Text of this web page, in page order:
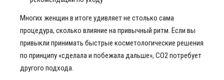
Многих женщин в итоге удивляет не столько сама
процедура, сколько влияние на привычный ритм. Если вы
привыкли принимать быстрые косметологические решения
по принципу «сделала и побежала дальше», СО2 потребует
другого подхода.